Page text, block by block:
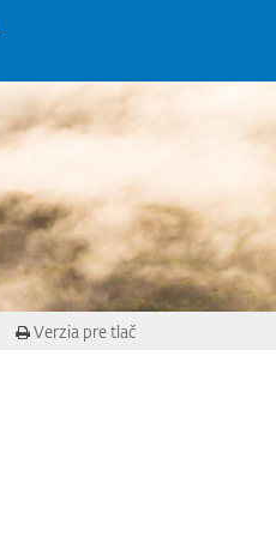
Verzia pre tlač